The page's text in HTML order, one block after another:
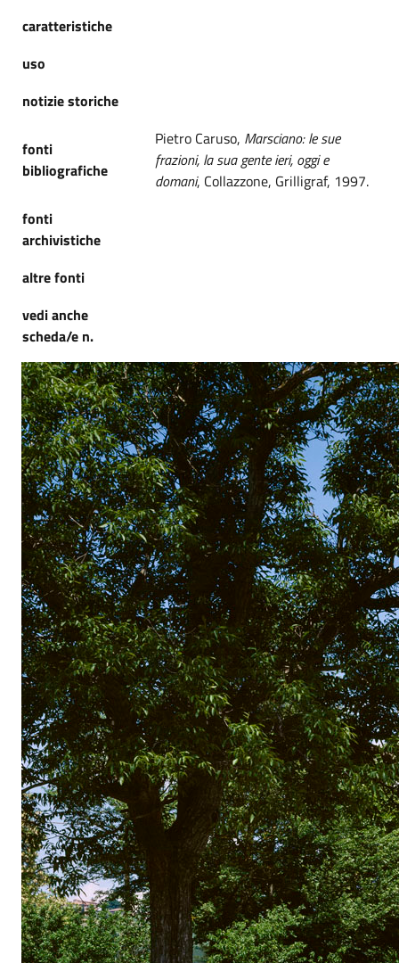
caratteristiche
uso
notizie storiche
fonti
bibliografiche
Pietro Caruso, Marsciano: le sue
frazioni, la sua gente ieri, oggi e
domani, Collazzone, Grilligraf, 1997.
fonti
archivistiche
altre fonti
vedi anche
scheda/e n.